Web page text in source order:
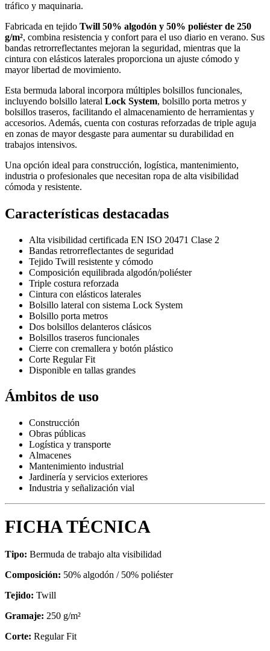
tráfico y maquinaria.
Fabricada en tejido Twill 50% algodón y 50% poliéster de 250
g/m², combina resistencia y confort para el uso diario en verano. Sus
bandas retrorreflectantes mejoran la seguridad, mientras que la
cintura con elásticos laterales proporciona un ajuste cómodo y
mayor libertad de movimiento.
Esta bermuda laboral incorpora múltiples bolsillos funcionales,
incluyendo bolsillo lateral Lock System, bolsillo porta metros y
bolsillos traseros, facilitando el almacenamiento de herramientas y
accesorios. Además, cuenta con costuras reforzadas de triple aguja
en zonas de mayor desgaste para aumentar su durabilidad en
trabajos intensivos.
Una opción ideal para construcción, logística, mantenimiento,
industria o profesionales que necesitan ropa de alta visibilidad
cómoda y resistente.
Características destacadas
Alta visibilidad certificada EN ISO 20471 Clase 2
Bandas retrorreflectantes de seguridad
Tejido Twill resistente y cómodo
Composición equilibrada algodón/poliéster
Triple costura reforzada
Cintura con elásticos laterales
Bolsillo lateral con sistema Lock System
Bolsillo porta metros
Dos bolsillos delanteros clásicos
Bolsillos traseros funcionales
Cierre con cremallera y botón plástico
Corte Regular Fit
Disponible en tallas grandes
Ámbitos de uso
Construcción
Obras públicas
Logística y transporte
Almacenes
Mantenimiento industrial
Jardinería y servicios exteriores
Industria y señalización vial
FICHA TÉCNICA
Tipo: Bermuda de trabajo alta visibilidad
Composición: 50% algodón / 50% poliéster
Tejido: Twill
Gramaje: 250 g/m²
Corte: Regular Fit